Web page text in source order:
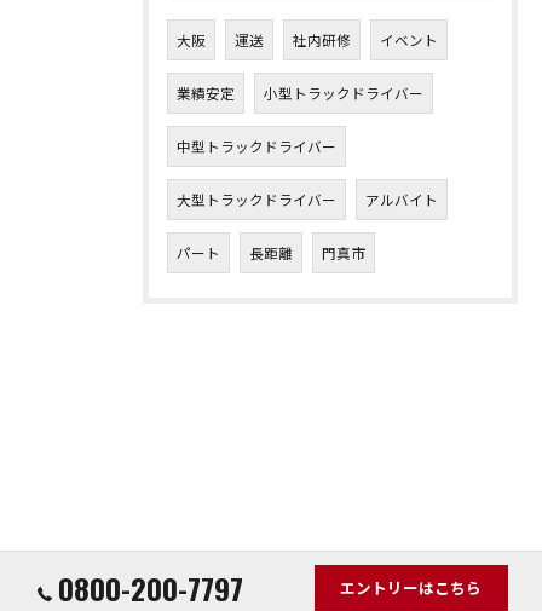
大阪 運送 社内研修 イベント
業績安定 小型トラックドライバー
中型トラックドライバー
大型トラックドライバー アルバイト
パート 長距離 門真市
0800-200-7797 エントリーはこちら